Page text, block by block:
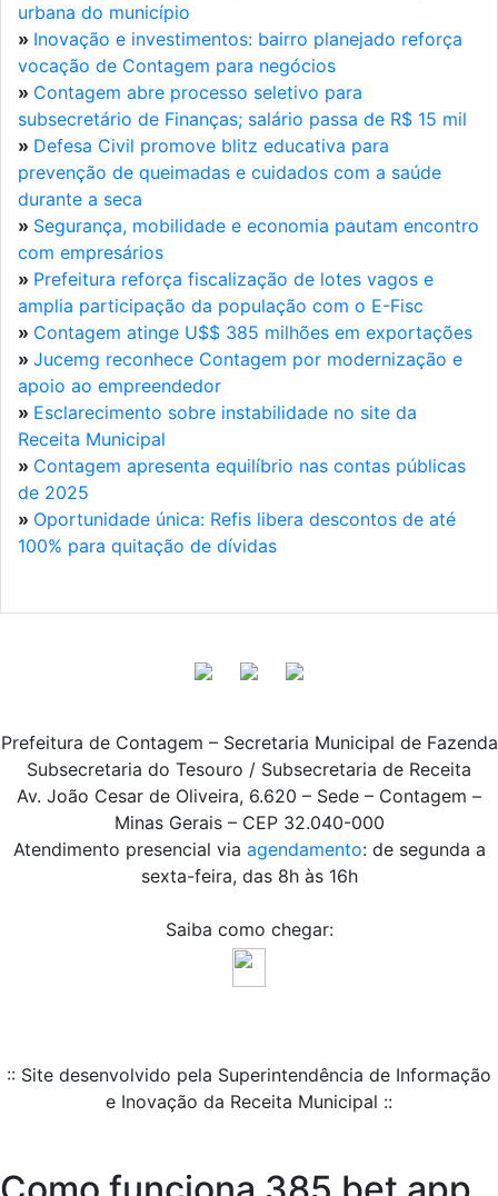
urbana do município
» Inovação e investimentos: bairro planejado reforça
vocação de Contagem para negócios
» Contagem abre processo seletivo para
subsecretário de Finanças; salário passa de R$ 15 mil
» Defesa Civil promove blitz educativa para
prevenção de queimadas e cuidados com a saúde
durante a seca
» Segurança, mobilidade e economia pautam encontro
com empresários
» Prefeitura reforça fiscalização de lotes vagos e
amplia participação da população com o E-Fisc
» Contagem atinge U$$ 385 milhões em exportações
» Jucemg reconhece Contagem por modernização e
apoio ao empreendedor
» Esclarecimento sobre instabilidade no site da
Receita Municipal
» Contagem apresenta equilíbrio nas contas públicas
de 2025
» Oportunidade única: Refis libera descontos de até
100% para quitação de dívidas
Prefeitura de Contagem – Secretaria Municipal de Fazenda
Subsecretaria do Tesouro / Subsecretaria de Receita
Av. João Cesar de Oliveira, 6.620 – Sede – Contagem –
Minas Gerais – CEP 32.040-000
Atendimento presencial via agendamento: de segunda a
sexta-feira, das 8h às 16h
Saiba como chegar:
:: Site desenvolvido pela Superintendência de Informação
e Inovação da Receita Municipal ::